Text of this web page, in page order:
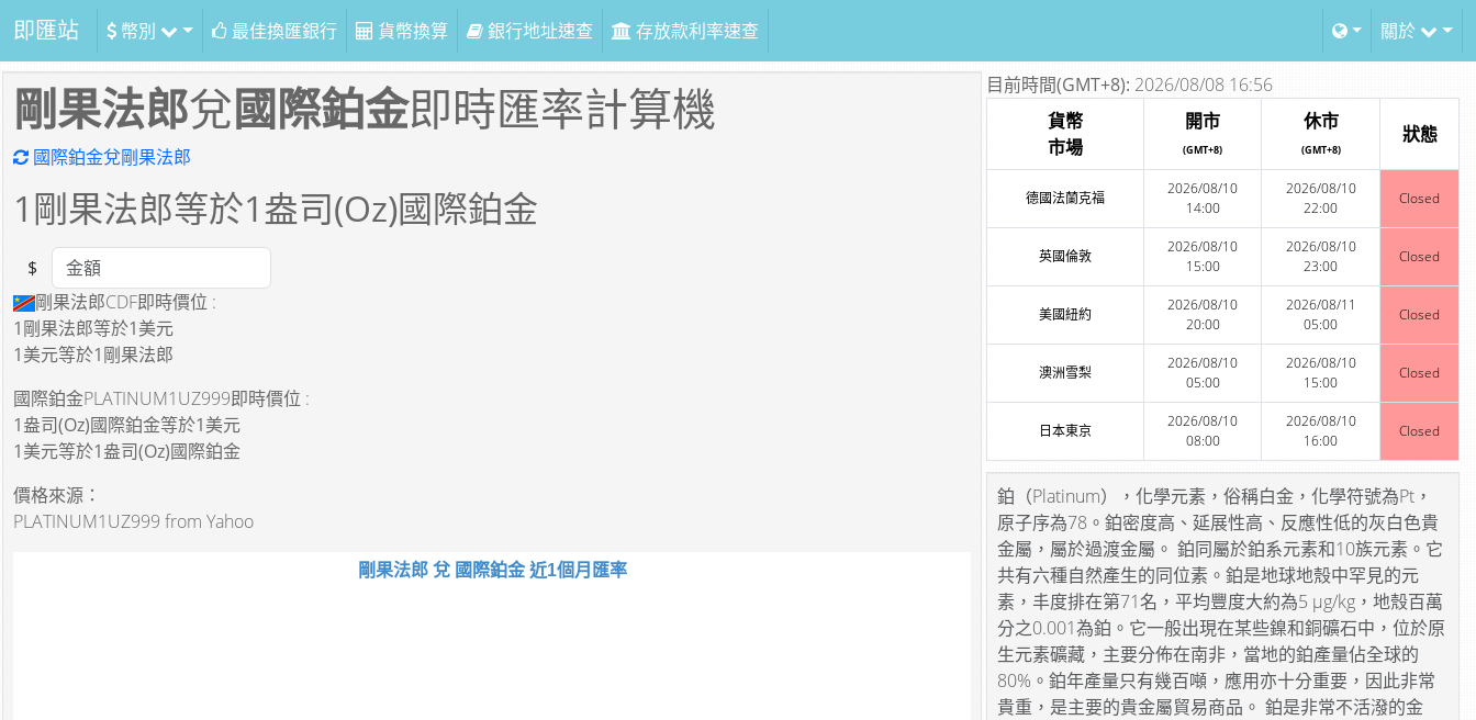
即匯站 幣別 最佳換匯銀行 貨幣換算 銀行地址速查 存放款利率速查 關於
剛果法郎兌國際鉑金即時匯率計算機
國際鉑金兌剛果法郎
1剛果法郎等於1盎司(Oz)國際鉑金
Amount
$
剛果法郎CDF即時價位 :
1剛果法郎等於1美元
1美元等於1剛果法郎
國際鉑金PLATINUM1UZ999即時價位 :
1盎司(Oz)國際鉑金等於1美元
1美元等於1盎司(Oz)國際鉑金
價格來源：
PLATINUM1UZ999 from Yahoo
剛果法郎 兌 國際鉑金 近1個月匯率
目前時間(GMT+8): 2026/08/08 16:56
貨幣
市場
開市
(GMT+8)
休市
(GMT+8)
狀態
德國法蘭克福
2026/08/10
14:00
2026/08/10
22:00
Closed
英國倫敦
2026/08/10
15:00
2026/08/10
23:00
Closed
美國紐約
2026/08/10
20:00
2026/08/11
05:00
Closed
澳洲雪梨
2026/08/10
05:00
2026/08/10
15:00
Closed
日本東京
2026/08/10
08:00
2026/08/10
16:00
Closed
鉑（Platinum），化學元素，俗稱白金，化學符號為Pt，
原子序為78。鉑密度高、延展性高、反應性低的灰白色貴
金屬，屬於過渡金屬。 鉑同屬於鉑系元素和10族元素。它
共有六種自然產生的同位素。鉑是地球地殼中罕見的元
素，丰度排在第71名，平均豐度大約為5 μg/kg，地殼百萬
分之0.001為鉑。它一般出現在某些鎳和銅礦石中，位於原
生元素礦藏，主要分佈在南非，當地的鉑產量佔全球的
80%。鉑年產量只有幾百噸，應用亦十分重要，因此非常
貴重，是主要的貴金屬貿易商品。 鉑是非常不活潑的金